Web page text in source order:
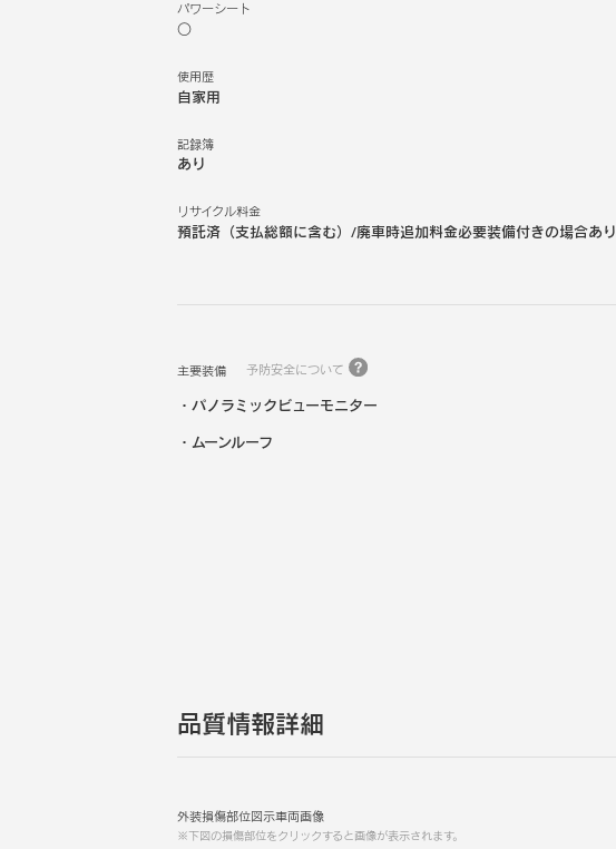
パワーシート
○
使用歴
自家用
記録簿
あり
リサイクル料金
預託済（支払総額に含む）/廃車時追加料金必要装備付きの場合あり
主要装備 予防安全について
パノラミックビューモニター
ムーンルーフ
品質情報詳細
外装損傷部位図示車両画像
※下図の損傷部位をクリックすると画像が表示されます。